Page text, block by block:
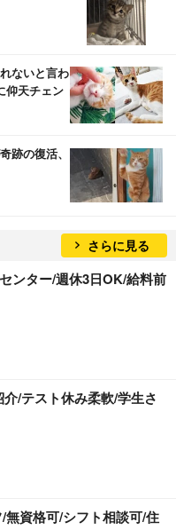
ないと言わ
仰天チェン
跡の復活、
さらに見る
ンター/週休3日OK/給料前
/テスト休み柔軟/学生さ
無資格可/シフト相談可/住